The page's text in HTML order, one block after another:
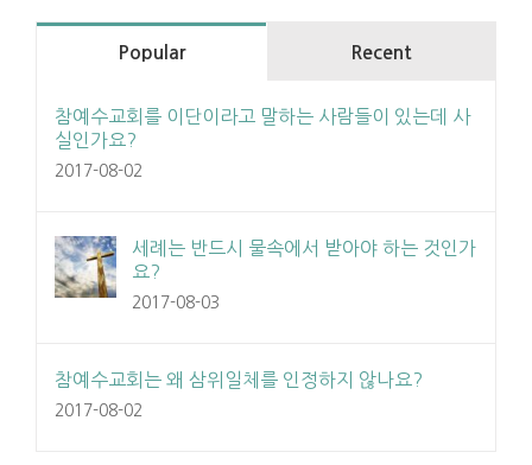
Popular Recent
참예수교회를 이단이라고 말하는 사람들이 있는데 사
실인가요?
2017-08-02
세례는 반드시 물속에서 받아야 하는 것인가
요?
2017-08-03
참예수교회는 왜 삼위일체를 인정하지 않나요?
2017-08-02